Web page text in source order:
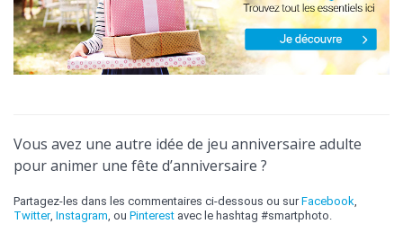
Vous avez une autre idée de jeu anniversaire adulte
pour animer une fête d’anniversaire ?
Partagez-les dans les commentaires ci-dessous ou surFacebook,
Twitter, Instagram, ou Pinterest avec le hashtag #smartphoto.